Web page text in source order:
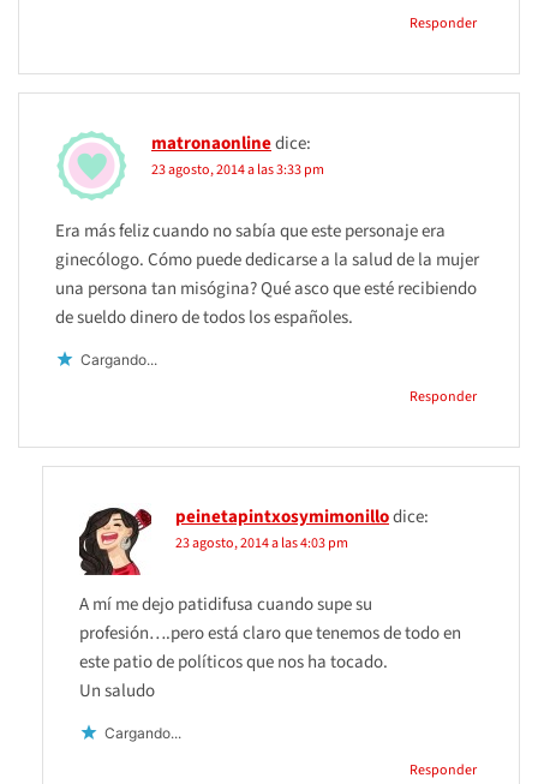
Responder
matronaonlinedice:
23 agosto, 2014 a las 3:33 pm
Era más feliz cuando no sabía que este personaje era
ginecólogo. Cómo puede dedicarse a la salud de la mujer
una persona tan misógina? Qué asco que esté recibiendo
de sueldo dinero de todos los españoles.
Cargando...
Responder
peinetapintxosymimonillodice:
23 agosto, 2014 a las 4:03 pm
A mí me dejo patidifusa cuando supe su
profesión….pero está claro que tenemos de todo en
este patio de políticos que nos ha tocado.
Un saludo
Cargando...
Responder